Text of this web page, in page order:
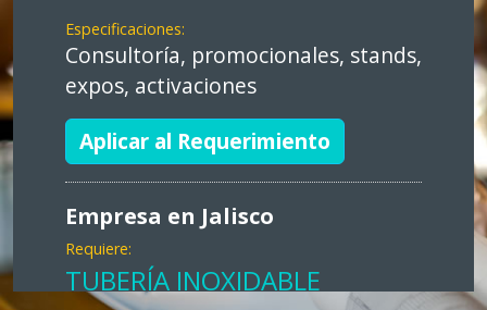
Especificaciones:
Consultoría, promocionales, stands,
expos, activaciones
Aplicar al Requerimiento
Empresa en Jalisco
Requiere:
TUBERÍA INOXIDABLE